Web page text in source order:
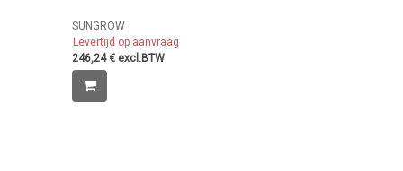
SUNGROW
Levertijd op aanvraag
246,24 € excl.BTW